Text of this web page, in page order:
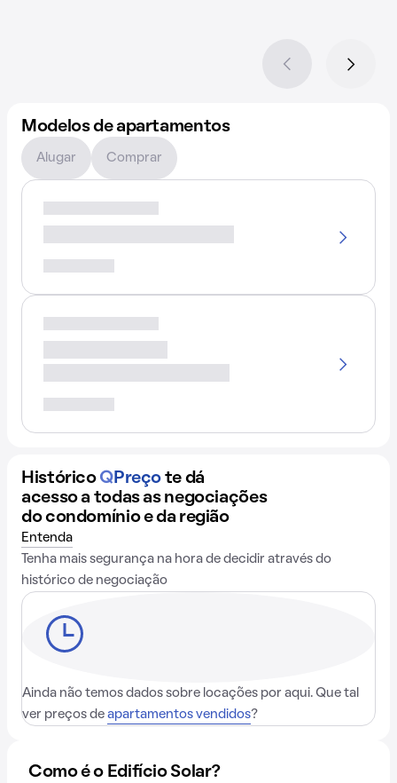
Modelos de apartamentos
Alugar Comprar
Histórico QPreço te dá
acesso a todas as negociações
do condomínio e da região
Entenda
Tenha mais segurança na hora de decidir através do
histórico de negociação
Ainda não temos dados sobre locações por aqui. Que tal
ver preços de apartamentos vendidos?
Como é o Edifício Solar?